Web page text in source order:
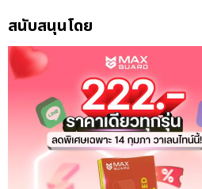
สนับสนุนโดย